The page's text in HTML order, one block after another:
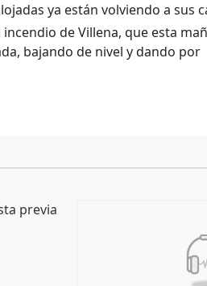
ya están volviendo a sus
de Villena, que esta
bajando de nivel y dando por